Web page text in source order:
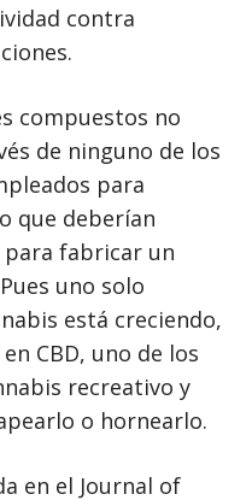
contra
compuestos no
de ninguno de los
para
que deberían
para fabricar un
uno solo
está creciendo,
CBD, uno de los
recreativo y
o hornearlo.
en el Journal of